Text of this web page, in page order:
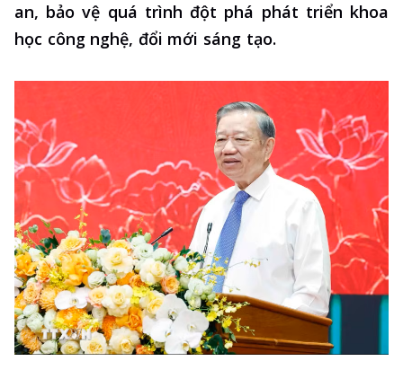
an, bảo vệ quá trình đột phá phát triển khoa
học công nghệ, đổi mới sáng tạo.